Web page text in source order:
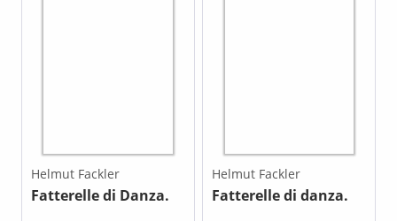
Helmut Fackler
Fatterelle di Danza.
Helmut Fackler
Fatterelle di danza.